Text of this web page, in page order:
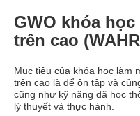
GWO khóa
trên cao
Mục tiêu của khóa học làm
trên cao là để ôn tập và
cũng như kỹ năng đã học
lý thuyết và thực hành.